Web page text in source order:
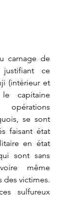
ce
(intérieur et
capitaine
opérations
se sont
faisant état
en état
sont sans
même
des victimes.
sulfureux